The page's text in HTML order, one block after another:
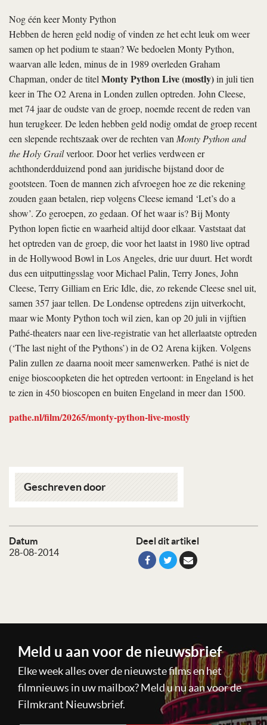
Datum
28-08-2014
Deel dit artikel
Nog één keer Monty Python
Hebben de heren geld nodig of vinden ze het echt leuk om weer
samen op het podium te staan? We bedoelen Monty Python,
waarvan alle leden, minus de in 1989 overleden Graham
Chapman, onder de titelMonty Python Live (mostly)in juli tien
keer in The O2 Arena in Londen zullen optreden. John Cleese,
met 74 jaar de oudste van de groep, noemde recent de reden van
hun terugkeer. De leden hebben geld nodig omdat de groep recent
een slepende rechtszaak over de rechten vanMonty Python and
the Holy Grailverloor. Door het verlies verdween er
achthonderdduizend pond aan juridische bijstand door de
gootsteen. Toen de mannen zich afvroegen hoe ze die rekening
zouden gaan betalen, riep volgens Cleese iemand ‘Let’s do a
show’. Zo geroepen, zo gedaan. Of het waar is? Bij Monty
Python lopen fictie en waarheid altijd door elkaar. Vaststaat dat
het optreden van de groep, die voor het laatst in 1980 live optrad
in de Hollywood Bowl in Los Angeles, drie uur duurt. Het wordt
dus een uitputtingsslag voor Michael Palin, Terry Jones, John
Cleese, Terry Gilliam en Eric Idle, die, zo rekende Cleese snel uit,
samen 357 jaar tellen. De Londense optredens zijn uitverkocht,
maar wie Monty Python toch wil zien, kan op 20 juli in vijftien
Pathé-theaters naar een live-registratie van het allerlaatste optreden
(‘The last night of the Pythons’) in de O2 Arena kijken. Volgens
Palin zullen ze daarna nooit meer samenwerken. Pathé is niet de
enige bioscoopketen die het optreden vertoont: in Engeland is het
te zien in 450 bioscopen en buiten Engeland in meer dan 1500.
pathe.nl/film/20265/monty-python-live-mostly
Geschreven door
Meld u aan voor de nieuwsbrief
Elke week alles over de nieuwste films en het
filmnieuws in uw mailbox? Meld u nu aan voor de
Filmkrant Nieuwsbrief.